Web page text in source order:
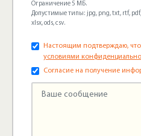
Ограничение 5 МБ.
Допустимые типы: jpg, png, txt, rtf, pdf,
xlsx, ods, csv.
Настоящим подтверждаю,
условиями
Согласие на получение